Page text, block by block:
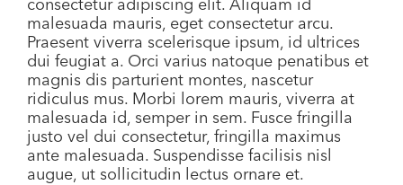
malesuada mauris, eget consectetur arcu.
Praesent viverra scelerisque ipsum, id ultrices
dui feugiat a. Orci varius natoque penatibus et
magnis dis parturient montes, nascetur
ridiculus mus. Morbi lorem mauris, viverra at
malesuada id, semper in sem. Fusce fringilla
justo vel dui consectetur, fringilla maximus
ante malesuada. Suspendisse facilisis nisl
augue, ut sollicitudin lectus ornare et.